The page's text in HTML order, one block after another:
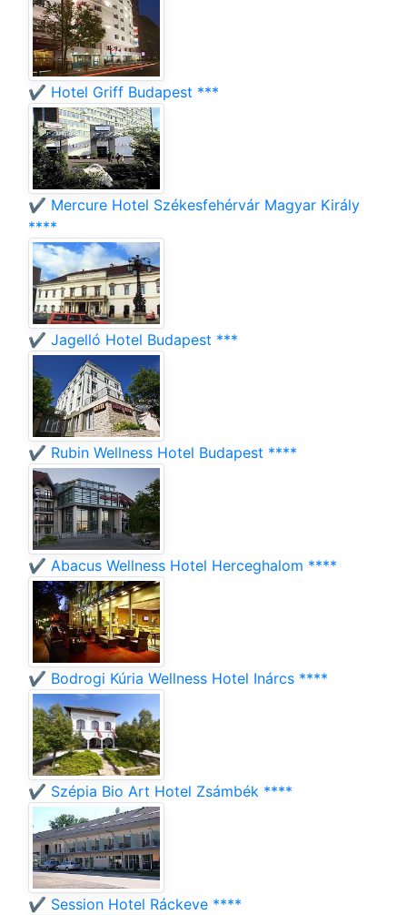
✔️ Hotel Griff Budapest ***
✔️ Mercure Hotel Székesfehérvár Magyar Király
****
✔️ Jagelló Hotel Budapest ***
✔️ Rubin Wellness Hotel Budapest ****
✔️ Abacus Wellness Hotel Herceghalom ****
✔️ Bodrogi Kúria Wellness Hotel Inárcs ****
✔️ Szépia Bio Art Hotel Zsámbék ****
✔️ Session Hotel Ráckeve ****